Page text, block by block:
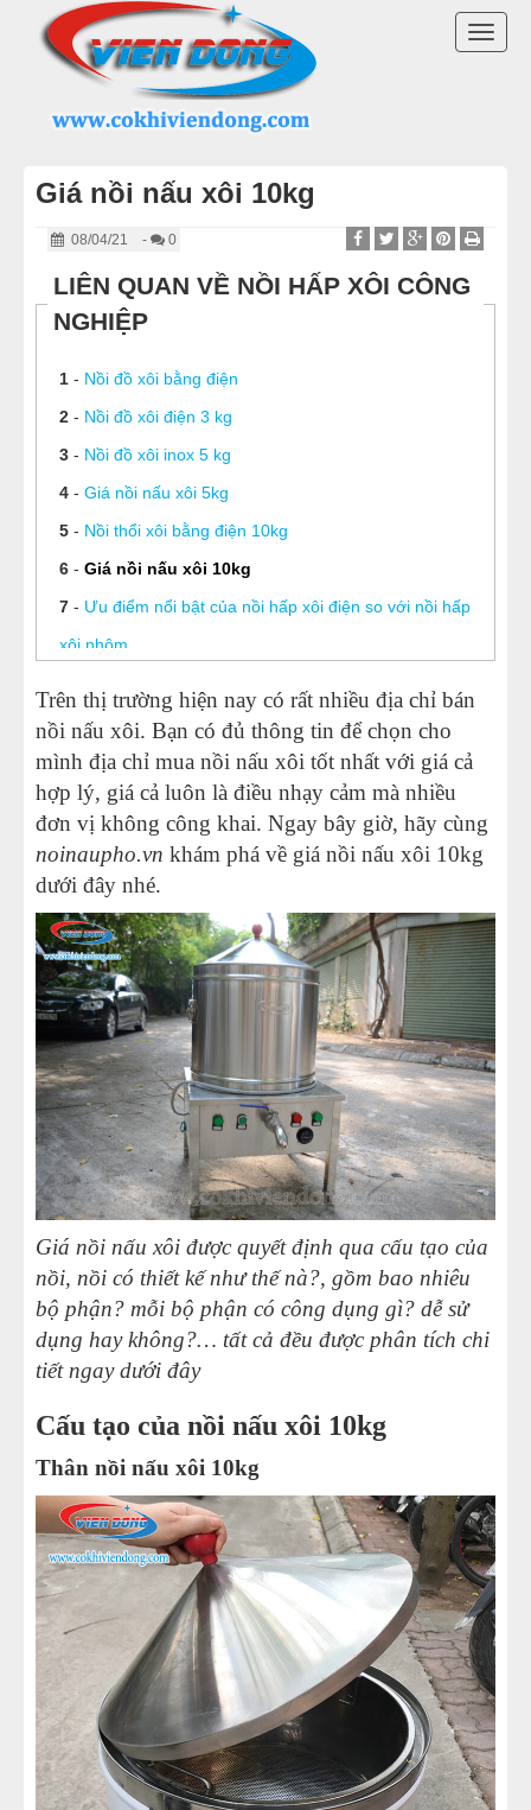
Giá nồi nấu xôi 10kg
08/04/21 - 0
LIÊN QUAN VỀ NỒI HẤP XÔI CÔNG
NGHIỆP
1- Nồi đồ xôi bằng điện
2- Nồi đồ xôi điện 3 kg
3- Nồi đồ xôi inox 5 kg
4- Giá nồi nấu xôi 5kg
5- Nồi thổi xôi bằng điện 10kg
6- Giá nồi nấu xôi 10kg
7- Ưu điểm nổi bật của nồi hấp xôi điện so với nồi hấp
xôi nhôm
nay
9- Hướng dẫn vệ sinh và bảo quản nồi nấu xôi điện đơn
giản nhất
10 -Nồi hấp xôi 5kg – Lựa chọn hàng đầu cho các hộ
kinh doanh xôi
11-Nồi nấu xôi bằng inox
12-Giá nồi nấu xôi bằng điện
13-Nồi hấp xôi bằng điện Viễn Đông
Trên thị trường hiện nay có rất nhiều địa chỉ bán
nồi nấu xôi. Bạn có đủ thông tin để chọn cho
mình địa chỉ mua nồi nấu xôi tốt nhất với giá cả
hợp lý, giá cả luôn là điều nhạy cảm mà nhiều
đơn vị không công khai. Ngay bây giờ, hãy cùng
noinaupho.vn khám phá về giá nồi nấu xôi 10kg
dưới đây nhé.
Giá nồi nấu xôi được quyết định qua cấu tạo của
nồi, nồi có thiết kế như thế nà?, gồm bao nhiêu
bộ phận? mỗi bộ phận có công dụng gì? dễ sử
dụng hay không?… tất cả đều được phân tích chi
tiết ngay dưới đây
Cấu tạo của nồi nấu xôi 10kg
Thân nồi nấu xôi 10kg
DANH MỤC SẢN PHẨM
NỒI NẤU PHỞ 2026
NỒI NẤU NƯỚC LÈO
BỘ NỒI NẤU PHỞ
MÁY MÓC QUÁN BÚN PHỞ
MÁY CHẾ BIẾN THỊT
NỒI NẤU PHỞ TRUNG QUỐC
THIẾT BỊ KHÁC